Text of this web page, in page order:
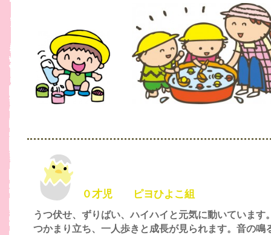
０才児 ピヨひよこ組
うつ伏せ、ずりばい、ハイハイと元気に動いています
つかまり立ち、一人歩きと成長が見られます。音の鳴